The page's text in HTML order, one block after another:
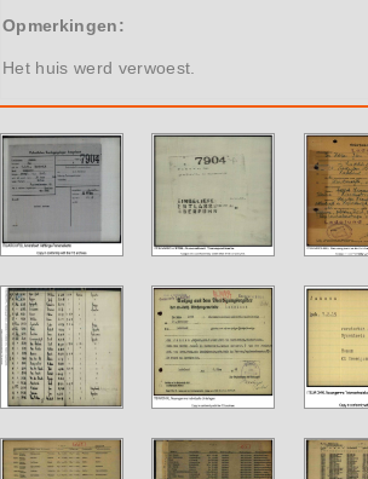
Opmerkingen:
Het huis werd verwoest.